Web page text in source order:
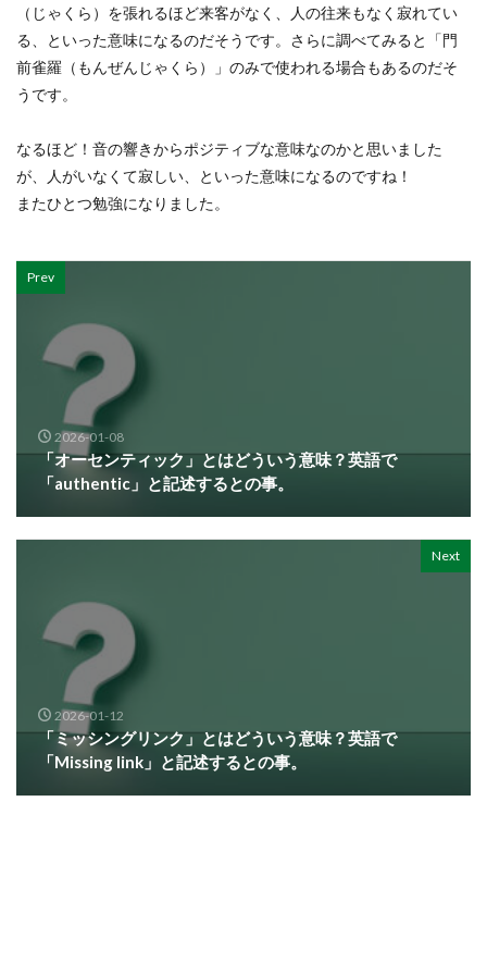
（じゃくら）を張れるほど来客がなく、人の往来もなく寂れてい
る、といった意味になるのだそうです。さらに調べてみると「門
前雀羅（もんぜんじゃくら）」のみで使われる場合もあるのだそ
うです。
なるほど！音の響きからポジティブな意味なのかと思いました
が、人がいなくて寂しい、といった意味になるのですね！
またひとつ勉強になりました。
Prev
2026-01-08
「オーセンティック」とはどういう意味？英語で
「authentic」と記述するとの事。
Next
2026-01-12
「ミッシングリンク」とはどういう意味？英語で
「Missing link」と記述するとの事。